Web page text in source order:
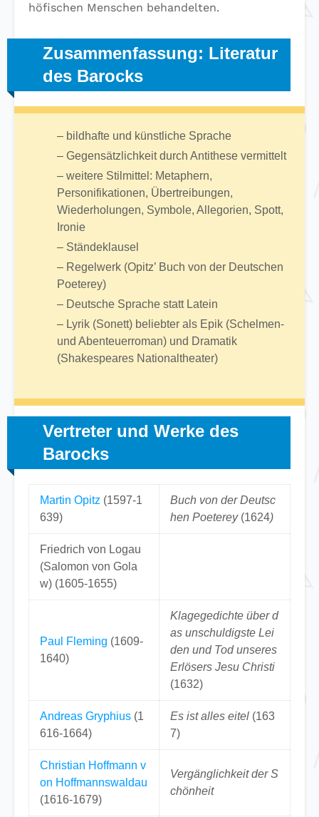
höfischen Menschen behandelten.
Zusammenfassung: Literatur
des Barocks
– bildhafte und künstliche Sprache
– Gegensätzlichkeit durch Antithese vermittelt
– weitere Stilmittel: Metaphern,
Personifikationen, Übertreibungen,
Wiederholungen, Symbole, Allegorien, Spott,
Ironie
– Ständeklausel
– Regelwerk (Opitz’ Buch von der Deutschen
Poeterey)
– Deutsche Sprache statt Latein
– Lyrik (Sonett) beliebter als Epik (Schelmen-
und Abenteuerroman) und Dramatik
(Shakespeares Nationaltheater)
Vertreter und Werke des
Barocks
Martin Opitz (1597-1
639)
Buch von der Deutsc
hen Poeterey (1624)
Friedrich von Logau
(Salomon von Gola
w) (1605-1655)
Paul Fleming (1609-
1640)
Klagegedichte über d
as unschuldigste Lei
den und Tod unseres
Erlösers Jesu Christi
(1632)
Andreas Gryphius (1
616-1664)
Es ist alles eitel (163
7)
Christian Hoffmann v
on Hoffmannswaldau
(1616-1679)
Vergänglichkeit der S
chönheit